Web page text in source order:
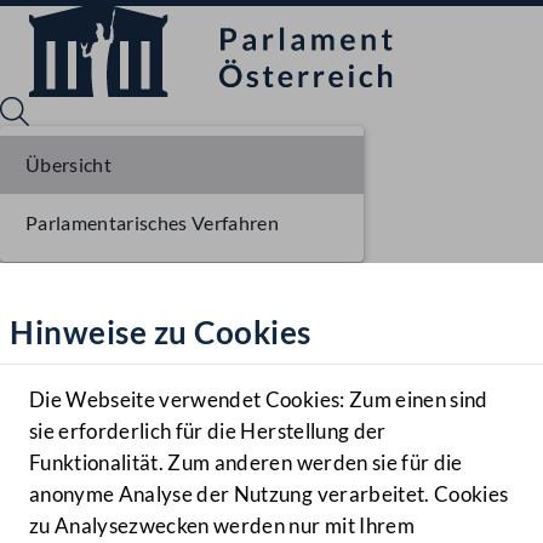
Hilfe
Benutzer
Navigationsmenü öffnen
MENÜ
Hinweise zu Cookies
Die Webseite verwendet Cookies: Zum einen sind
sie erforderlich für die Herstellung der
Funktionalität. Zum anderen werden sie für die
anonyme Analyse der Nutzung verarbeitet. Cookies
zu Analysezwecken werden nur mit Ihrem
Übersicht
Parlamentarisches Verfahren